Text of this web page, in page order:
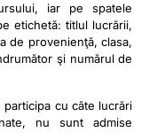
iar pe spatele
etichetă: titlul lucrării,
de provenienţă, clasa,
şi numărul de
cu câte lucrări
nu sunt admise